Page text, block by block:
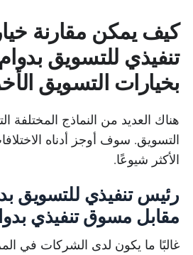
كيف يمكن مقارنة
تنفيذي للتسويق
بخيارات التسويق
هناك العديد من النماذج المختلفة
التسويق. سوف أوجز أدناه
الأكثر شيوعًا.
رئيس تنفيذي للتسويق
مقابل مسوق تنفيذي
غالبًا ما يكون لدى الشركات في